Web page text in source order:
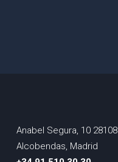
Anabel Segura, 10 28108
Alcobendas, Madrid